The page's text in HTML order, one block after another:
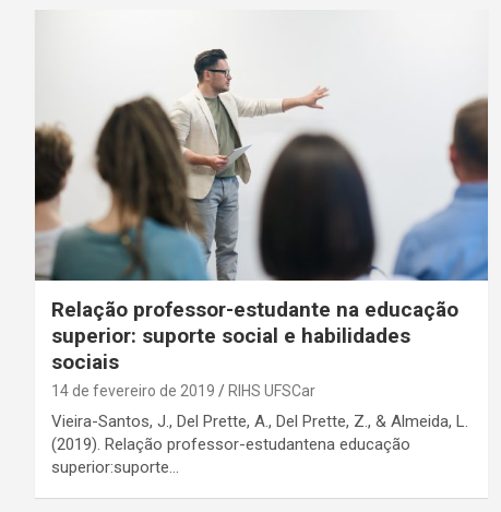
Relação professor-estudante na educação
superior: suporte social e habilidades
sociais
14 de fevereiro de 2019 RIHS UFSCar
Vieira-Santos, J., Del Prette, A., Del Prette, Z., & Almeida, L.
(2019). Relação professor-estudantena educação
superior:suporte…